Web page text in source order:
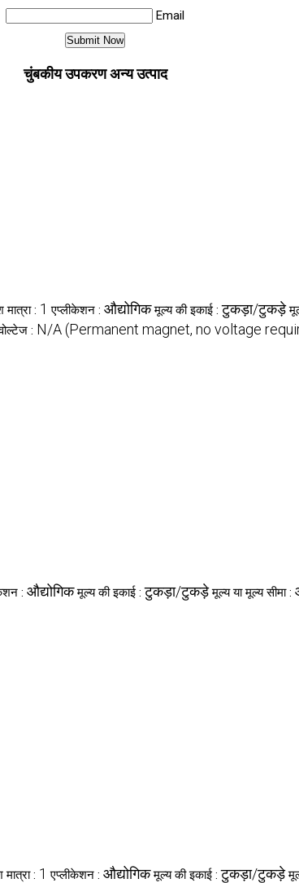
Email
चुंबकीय उपकरण अन्य उत्पाद
: 1 एप्लीकेशन : औद्योगिक मूल्य की इकाई :टुकड़ा/टुकड़े
: N/A (Permanent magnet, no voltage
: औद्योगिक मूल्य की इकाई :टुकड़ा/टुकड़े मूल्य या मूल्य सीमा :
: 1 एप्लीकेशन : औद्योगिक मूल्य की इकाई :टुकड़ा/टुकड़े